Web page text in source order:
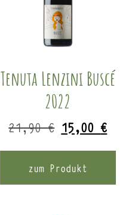
Tenuta Lenzini Buscé
2022
21,90€
war:
21,90 €
15,00€
zum Produkt